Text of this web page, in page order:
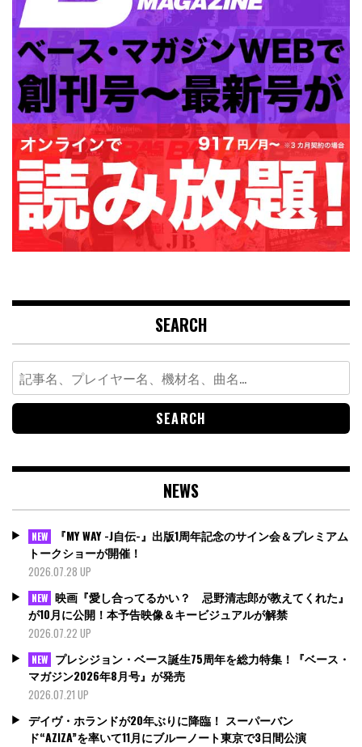
SEARCH
Search
for:
NEWS
NEW
『MY WAY -J自伝-』出版1周年記念のサイン会＆プレミアム
トークショーが開催！
2026.07.28 UP
NEW 映画『愛し合ってるかい？ 忌野清志郎が教えてくれた』
が10月に公開！本予告映像＆キービジュアルが解禁
2026.07.22 UP
NEW プレシジョン・ベース誕生75周年を総力特集！『ベース・
マガジン2026年8月号』が発売
2026.07.21 UP
デイヴ・ホランドが20年ぶりに降臨！ スーパーバン
ド“AZIZA”を率いて11月にブルーノート東京で3日間公演